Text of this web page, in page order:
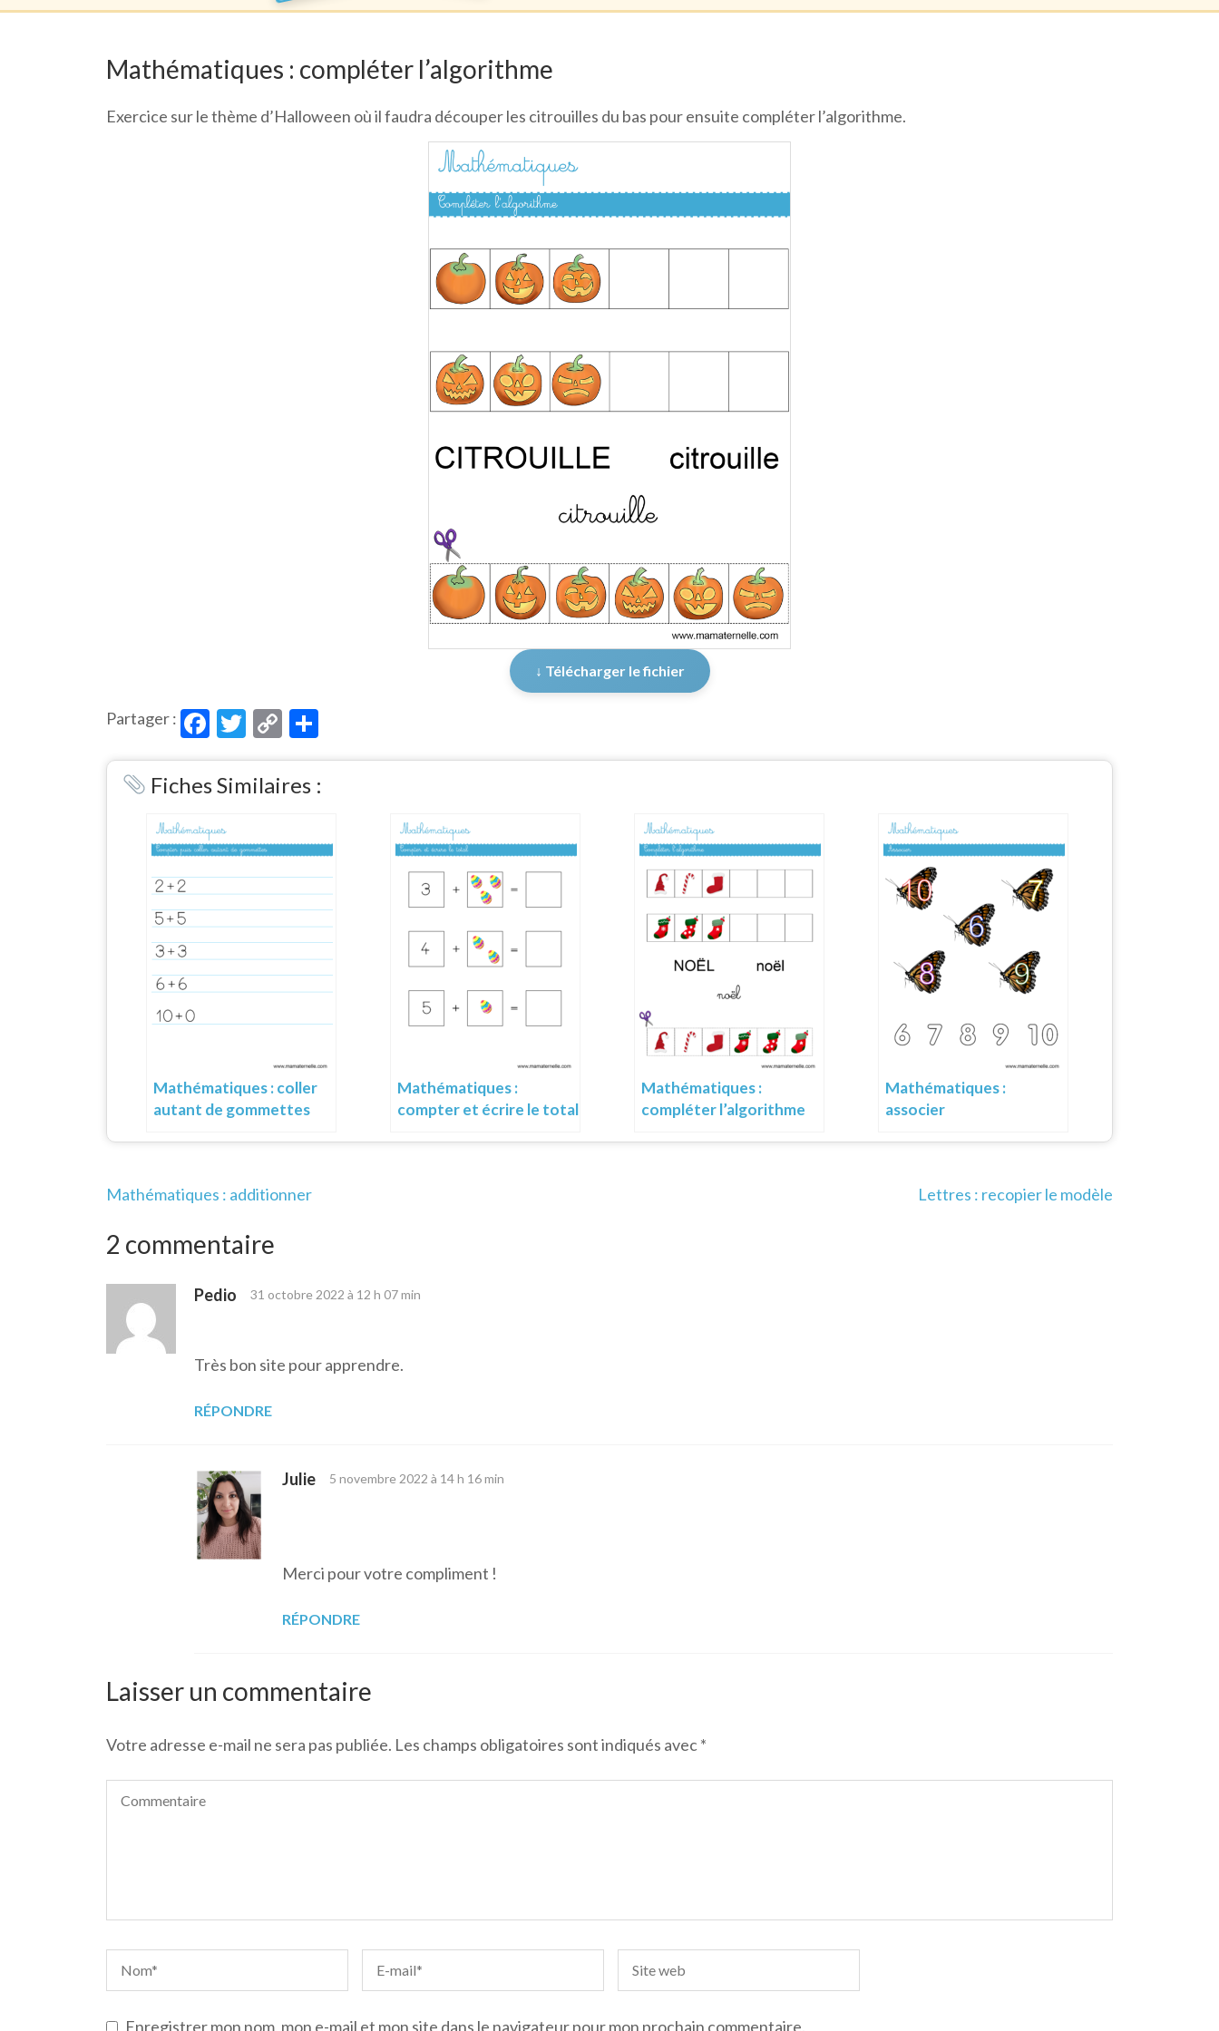
Mathématiques : compléter l’algorithme
Exercice sur le thème d’Halloween où il faudra découper les citrouilles du bas pour ensuite compléter l’algorithme.
↓ Télécharger le fichier
Partager : Facebook
Twitter
Copy
Link
Fiches Similaires :
Mathématiques : coller
autant de gommettes
Mathématiques :
compter et écrire le total
Mathématiques :
compléter l’algorithme
Mathématiques :
associer
Navigation
l’article
Mathématiques : additionner Lettres : recopier le modèle
2 commentaire
Pedio 31 octobre 2022 à 12 h 07 min
Très bon site pour apprendre.
RÉPONDRE
Julie 5 novembre 2022 à 14 h 16 min
Merci pour votre compliment !
RÉPONDRE
Laisser un commentaire
Votre adresse e-mail ne sera pas publiée. Les champs obligatoires sont indiqués avec*
Enregistrer mon nom, mon e-mail et mon site dans le navigateur pour mon prochain commentaire.